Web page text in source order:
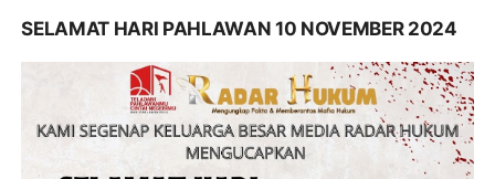
SELAMAT HARI PAHLAWAN 10 NOVEMBER 2024